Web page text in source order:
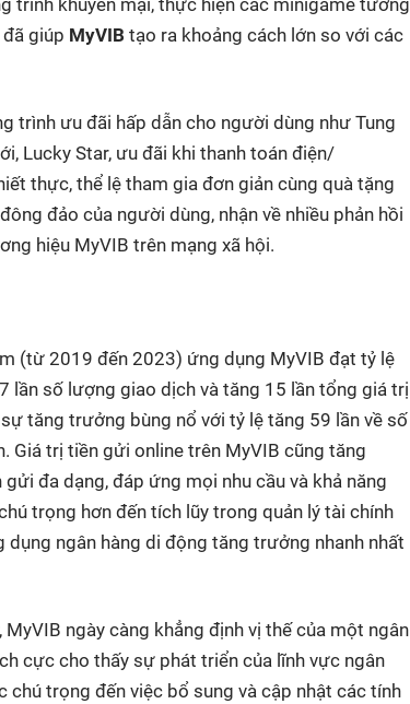
trình khuyến mại, thực hiện các minigame tương
giúp MyVIB tạo ra khoảng cách lớn so với các
trình ưu đãi hấp dẫn cho người dùng như Tung
Lucky Star, ưu đãi khi thanh toán điện/
thực, thể lệ tham gia đơn giản cùng quà tặng
đảo của người dùng, nhận về nhiều phản hồi
hiệu MyVIB trên mạng xã hội.
(từ 2019 đến 2023) ứng dụng MyVIB đạt tỷ lệ
lần số lượng giao dịch và tăng 15 lần tổng giá trị
tăng trưởng bùng nổ với tỷ lệ tăng 59 lần về số
Giá trị tiền gửi online trên MyVIB cũng tăng
đa dạng, đáp ứng mọi nhu cầu và khả năng
trọng hơn đến tích lũy trong quản lý tài chính
ngân hàng di động tăng trưởng nhanh nhất
ngày càng khẳng định vị thế của một ngân
cực cho thấy sự phát triển của lĩnh vực ngân
chú trọng đến việc bổ sung và cập nhật các tính